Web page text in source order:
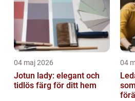
04 maj 2026
Jotun lady: elegant och
tidlös färg för ditt hem
04